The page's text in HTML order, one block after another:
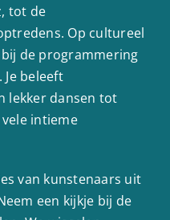
tot de
Op cultureel
de programmering
beleeft
lekker dansen tot
intieme
van kunstenaars uit
een kijkje bij de